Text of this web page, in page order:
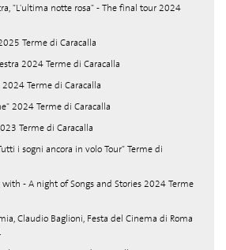
"L'ultima notte rosa" - The final tour 2024
Terme di Caracalla
2024 Terme di Caracalla
Terme di Caracalla
2024 Terme di Caracalla
Terme di Caracalla
i sogni ancora in volo Tour" Terme di
- A night of Songs and Stories 2024 Terme
Claudio Baglioni, Festa del Cinema di Roma